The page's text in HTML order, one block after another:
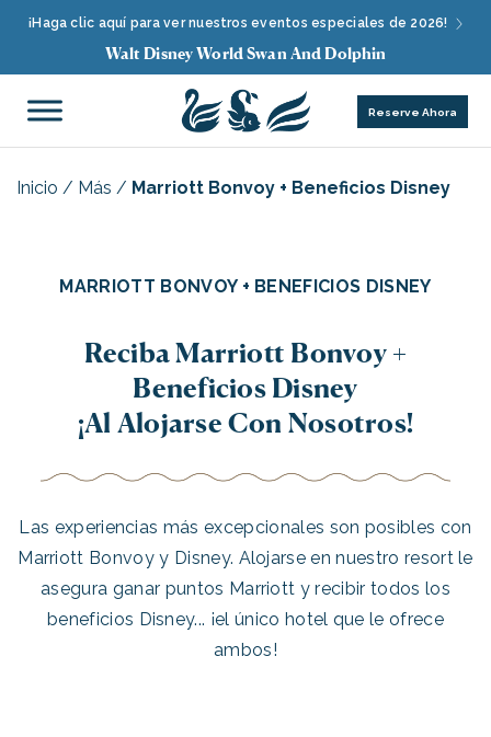
¡Haga clic aquí para ver nuestros eventos especiales de 2026!
Walt Disney World Swan And Dolphin
Reserve Ahora
Inicio / Más / Marriott Bonvoy + Beneficios Disney
MARRIOTT BONVOY + BENEFICIOS DISNEY
Reciba Marriott Bonvoy +
Beneficios Disney
¡Al Alojarse Con Nosotros!
Las experiencias más excepcionales son posibles con
Marriott Bonvoy y Disney. Alojarse en nuestro resort le
asegura ganar puntos Marriott y recibir todos los
beneficios Disney... ¡el único hotel que le ofrece
ambos!